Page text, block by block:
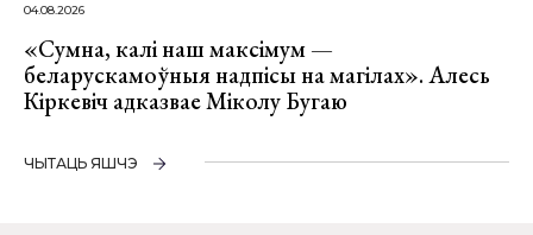
04.08.2026
«Сумна, калі наш максімум —
беларускамоўныя надпісы на магілах». Алесь
Кіркевіч адказвае Міколу Бугаю
ЧЫТАЦЬ ЯШЧЭ